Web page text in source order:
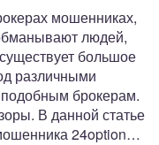
мошенниках,
людей,
большое
различными
брокерам.
В данной статье
24option…